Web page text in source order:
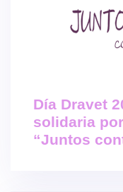
Día Dravet
solidaria
“Juntos